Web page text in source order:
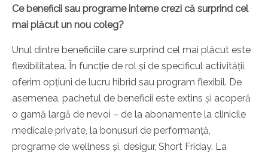
Ce beneficii sau programe interne crezi că surprind cel
mai plăcut un nou coleg?
Unul dintre beneficiile care surprind cel mai plăcut este
flexibilitatea. În funcție de rol și de specificul activității,
oferim opțiuni de lucru hibrid sau program flexibil. De
asemenea, pachetul de beneficii este extins și acoperă
o gamă largă de nevoi – de la abonamente la clinicile
medicale private, la bonusuri de performanță,
programe de wellness și, desigur, Short Friday. La